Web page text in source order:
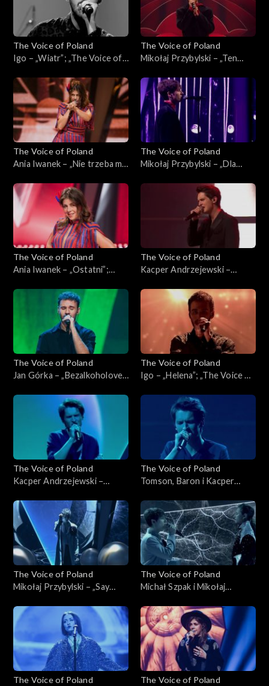
15. edycja
15. edycja – występy
The Voice of Poland
Igo – „Wiatr”; „The Voice of
2024
The Voice of Poland
Mikołaj Przybylski – „Ten
Finał, 30 listopada 2024
The Voice of Poland
Ania Iwanek – „Nie trzeba mi
Finał, 30 listopada 2024
The Voice of Poland
Mikołaj Przybylski – „Dla
Poland”, Finał, 30 listopada
The Voice of Poland
Ania Iwanek – „Ostatni”;
30 listopada 2024
The Voice of Poland
Kacper Andrzejewski –
Poland”, Finał, 30 listopada
The Voice of Poland
Jan Górka – „Bezalkoholove”;
30 listopada 2024
The Voice of Poland
Igo – „Helena”; „The Voice of
2024
The Voice of Poland
Kacper Andrzejewski –
Poland”, Finał, 30 listopada
2024
The Voice of Poland
Tomson, Baron i Kacper
„The Voice of Poland”, Finał,
30 listopada 2024
The Voice of Poland
Mikołaj Przybylski – „Say
Poland”, Finał, 30 listopada
2024
The Voice of Poland
Michał Szpak i Mikołaj
Be the Hardest Word”; „The
Voice of Poland”, Finał, 30
listopada 2024
The Voice of Poland
The Voice of Poland